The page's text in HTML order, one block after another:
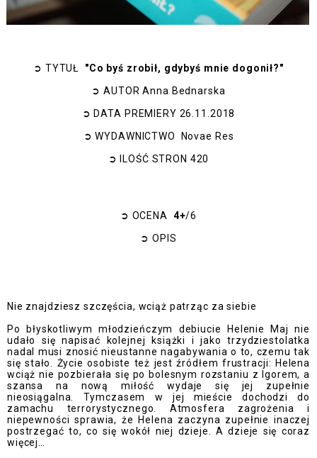
➲ TYTUŁ "Co byś zrobił, gdybyś mnie dogonił?"
➲ AUTORAnna Bednarska
➲ DATA PREMIERY 26.11.2018
➲ WYDAWNICTWO
Novae Res
➲
ILOŚĆ STRON 420
➲ OCENA 4+/6
➲ OPIS
Nie znajdziesz szczęścia, wciąż patrząc za siebie
Po błyskotliwym młodzieńczym debiucie Helenie Maj nie
udało się napisać kolejnej książki i jako trzydziestolatka
nadal musi znosić nieustanne nagabywania o to, czemu tak
się stało. Życie osobiste też jest źródłem frustracji: Helena
wciąż nie pozbierała się po bolesnym rozstaniu z Igorem, a
szansa na nową miłość wydaje się jej zupełnie
nieosiągalna. Tymczasem w jej mieście dochodzi do
zamachu terrorystycznego. Atmosfera zagrożenia i
niepewności sprawia, że Helena zaczyna zupełnie inaczej
postrzegać to, co się wokół niej dzieje. A dzieje się coraz
więcej…